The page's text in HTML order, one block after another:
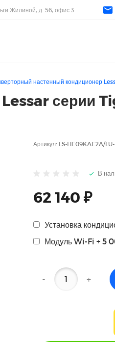
Жилиной, д. 56, офис 3
настенный кондиционер
серии
Артикул: LS-HE09KAE2A/
В
62 140 ₽
Установка
Модуль Wi-Fi + 5
- +